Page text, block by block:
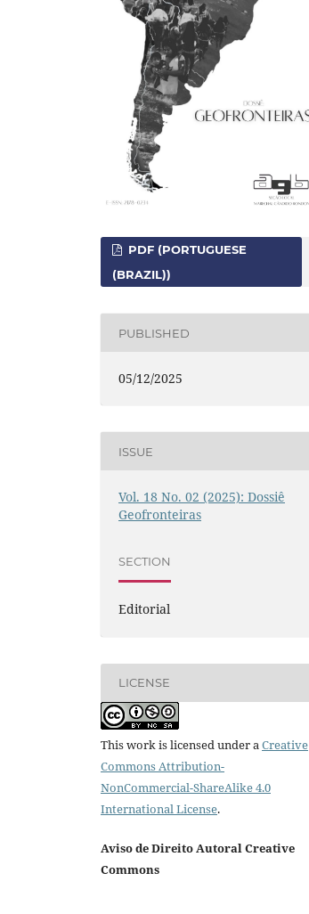
PDF (PORTUGUESE
(BRAZIL))
PUBLISHED
05/12/2025
ISSUE
Vol. 18 No. 02 (2025): Dossiê
Geofronteiras
SECTION
Editorial
LICENSE
This work is licensed under a Creative
Commons Attribution-
NonCommercial-ShareAlike 4.0
International License.
Aviso de Direito Autoral Creative
Commons